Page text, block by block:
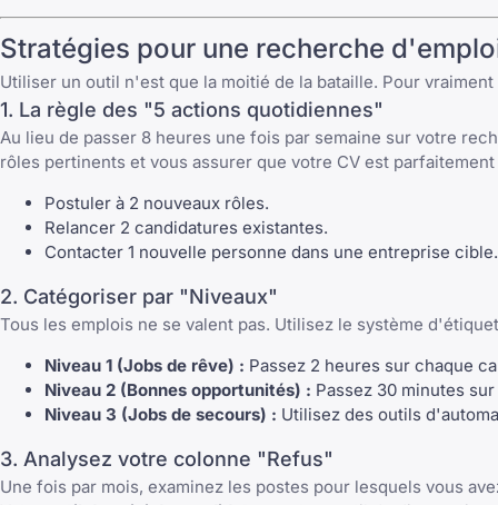
Stratégies pour une recherche
Utiliser un outil n'est que la moitié de la bataille. Pour
1. La règle des "5 actions quotidiennes"
Au lieu de passer 8 heures une fois par semaine sur votre
rôles pertinents et vous assurer que votre CV est
Postuler à 2 nouveaux rôles.
Relancer 2 candidatures existantes.
Contacter 1 nouvelle personne dans une entreprise
2. Catégoriser par "Niveaux"
Tous les emplois ne se valent pas. Utilisez le système
Niveau 1 (Jobs de rêve) : Passez 2 heures sur chaque
Niveau 2 (Bonnes opportunités) : Passez 30 minutes
Niveau 3 (Jobs de secours) : Utilisez des outils
3. Analysez votre colonne "Refus"
Une fois par mois, examinez les postes pour lesquels vous